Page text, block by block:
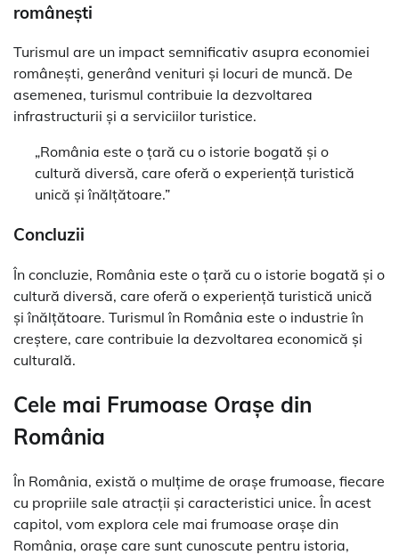
românești
Turismul are un impact semnificativ asupra economiei
românești, generând venituri și locuri de muncă. De
asemenea, turismul contribuie la dezvoltarea
infrastructurii și a serviciilor turistice.
„România este o țară cu o istorie bogată și o
cultură diversă, care oferă o experiență turistică
unică și înălțătoare.”
Concluzii
În concluzie, România este o țară cu o istorie bogată și o
cultură diversă, care oferă o experiență turistică unică
și înălțătoare. Turismul în România este o industrie în
creștere, care contribuie la dezvoltarea economică și
culturală.
Cele mai Frumoase Orașe din
România
În România, există o mulțime de orașe frumoase, fiecare
cu propriile sale atracții și caracteristici unice. În acest
capitol, vom explora cele mai frumoase orașe din
România, orașe care sunt cunoscute pentru istoria,